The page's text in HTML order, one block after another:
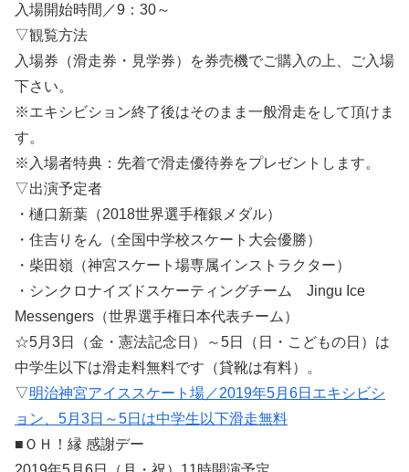
入場開始時間／9：30～
▽観覧方法
入場券（滑走券・見学券）を券売機でご購入の上、ご入場
下さい。
※エキシビション終了後はそのまま一般滑走をして頂けま
す。
※入場者特典：先着で滑走優待券をプレゼントします。
▽出演予定者
・樋口新葉（2018世界選手権銀メダル）
・住吉りをん（全国中学校スケート大会優勝）
・柴田嶺（神宮スケート場専属インストラクター）
・シンクロナイズドスケーティングチーム Jingu Ice
Messengers（世界選手権日本代表チーム）
☆5月3日（金・憲法記念日）～5日（日・こどもの日）は
中学生以下は滑走料無料です（貸靴は有料）。
▽明治神宮アイススケート場／2019年5月6日エキシビシ
ョン、5月3日～5日は中学生以下滑走無料
■ＯＨ！縁 感謝デー